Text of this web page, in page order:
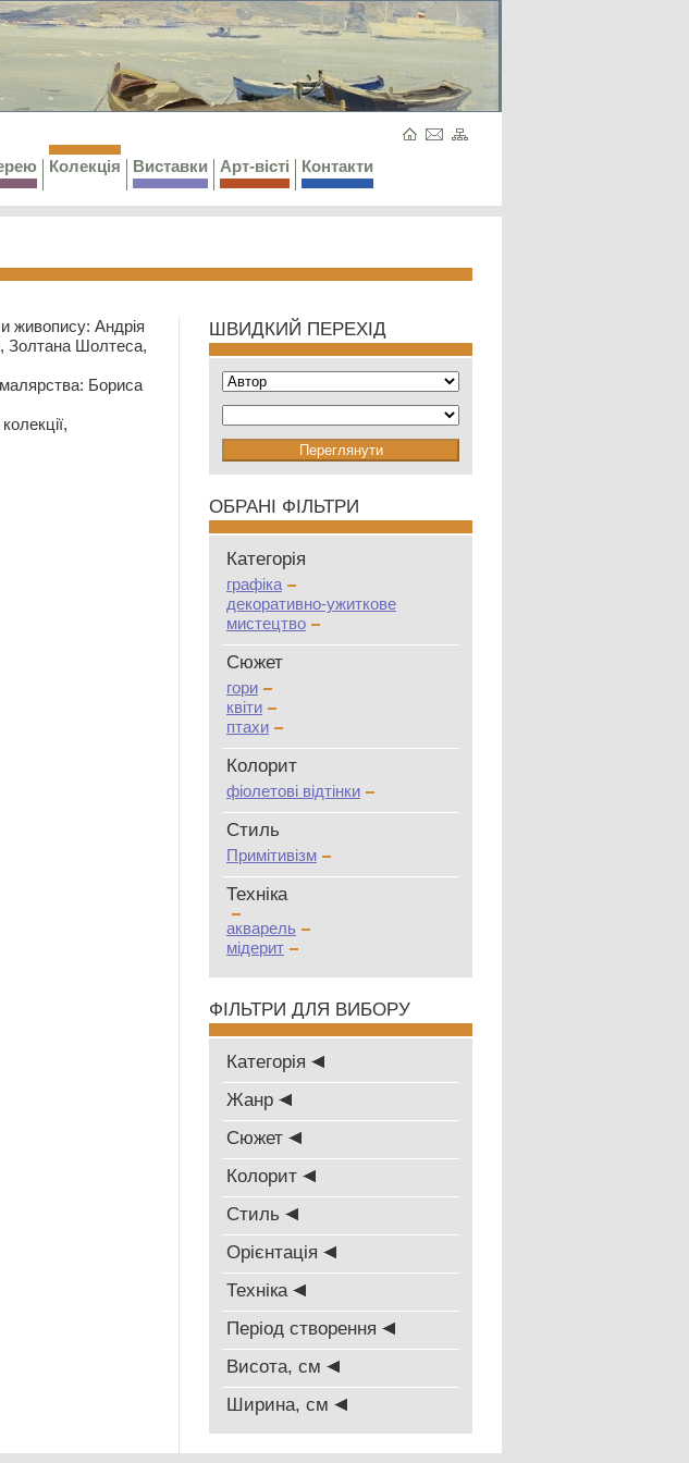
Колекція Виставки Арт-вісті Контакти
живопису: Андрія
Золтана Шолтеса,
малярства: Бориса
ШВИДКИЙ ПЕРЕХІД
ОБРАНІ ФІЛЬТРИ
Категорія
графіка
декоративно-ужиткове
мистецтво
Сюжет
гори
квіти
птахи
Колорит
фіолетові відтінки
Стиль
Примітивізм
Техніка
акварель
мідерит
ФІЛЬТРИ ДЛЯ ВИБОРУ
Категорія
Жанр
Сюжет
Колорит
Стиль
Oрієнтація
Техніка
Період створення
Висота, см
Ширина, см